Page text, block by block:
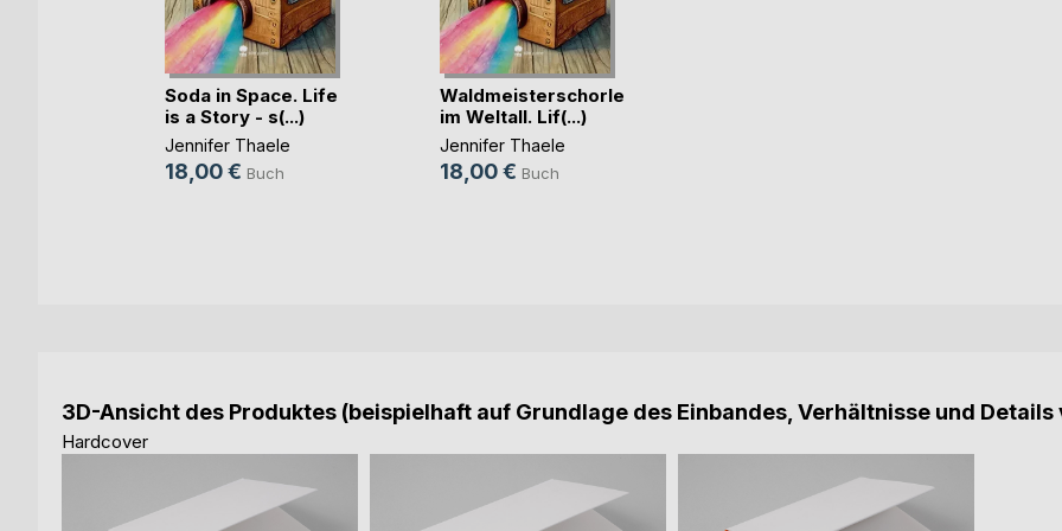
Soda in Space. Life
is a Story - s(...)
Jennifer Thaele
18,00 € Buch
Waldmeisterschorle
im Weltall. Lif(...)
Jennifer Thaele
18,00 € Buch
3D-Ansicht des Produktes (beispielhaft auf Grundlage des Einbandes, Verhältnisse und
Hardcover